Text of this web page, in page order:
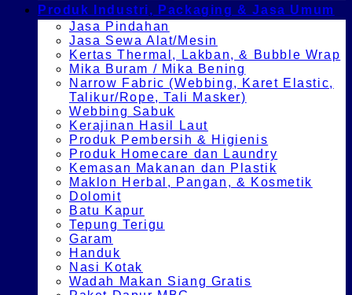
Produk Industri, Packaging & Jasa Umum
Jasa Pindahan
Jasa Sewa Alat/Mesin
Kertas Thermal, Lakban, & Bubble Wrap
Mika Buram / Mika Bening
Narrow Fabric (Webbing, Karet Elastic,
Talikur/Rope, Tali Masker)
Webbing Sabuk
Kerajinan Hasil Laut
Produk Pembersih & Higienis
Produk Homecare dan Laundry
Kemasan Makanan dan Plastik
Maklon Herbal, Pangan, & Kosmetik
Dolomit
Batu Kapur
Tepung Terigu
Garam
Handuk
Nasi Kotak
Wadah Makan Siang Gratis